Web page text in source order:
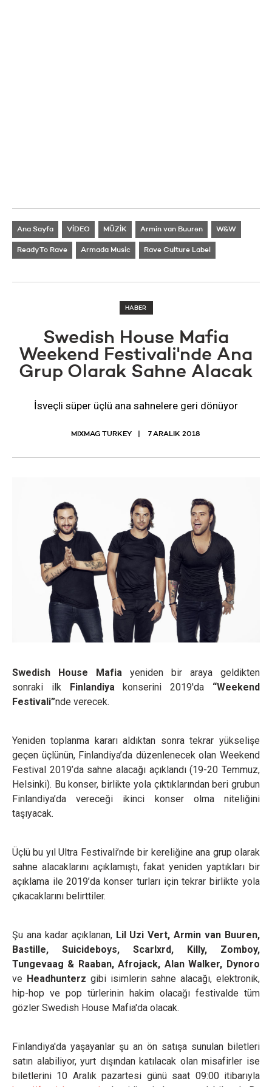
Ana Sayfa VİDEO MÜZİK Armin van Buuren W&W
Ready To Rave Armada Music Rave Culture Label
HABER
Swedish House Mafia
Weekend Festivali'nde Ana
Grup Olarak Sahne Alacak
İsveçli süper üçlü ana sahnelere geri dönüyor
MIXMAG TURKEY 7 ARALIK 2018
Swedish House Mafia yeniden bir araya geldikten
sonraki ilk Finlandiya konserini 2019'da “Weekend
Festivali”nde verecek.
Yeniden toplanma kararı aldıktan sonra tekrar yükselişe
geçen üçlünün, Finlandiya’da düzenlenecek olan Weekend
Festival 2019’da sahne alacağı açıklandı (19-20 Temmuz,
Helsinki). Bu konser, birlikte yola çıktıklarından beri grubun
Finlandiya’da vereceği ikinci konser olma niteliğini
taşıyacak.
Üçlü bu yıl Ultra Festivali’nde bir kereliğine ana grup olarak
sahne alacaklarını açıklamıştı, fakat yeniden yaptıkları bir
açıklama ile 2019’da konser turları için tekrar birlikte yola
çıkacaklarını belirttiler.
Şu ana kadar açıklanan, Lil Uzi Vert, Armin van Buuren,
Bastille, Suicideboys, Scarlxrd, Killy, Zomboy,
Tungevaag & Raaban, Afrojack, Alan Walker, Dynoro
ve Headhunterz gibi isimlerin sahne alacağı, elektronik,
hip-hop ve pop türlerinin hakim olacağı festivalde tüm
gözler Swedish House Mafia'da olacak.
Finlandiya'da yaşayanlar şu an ön satışa sunulan biletleri
satın alabiliyor, yurt dışından katılacak olan misafirler ise
biletlerini 10 Aralık pazartesi günü saat 09:00 itibarıyla